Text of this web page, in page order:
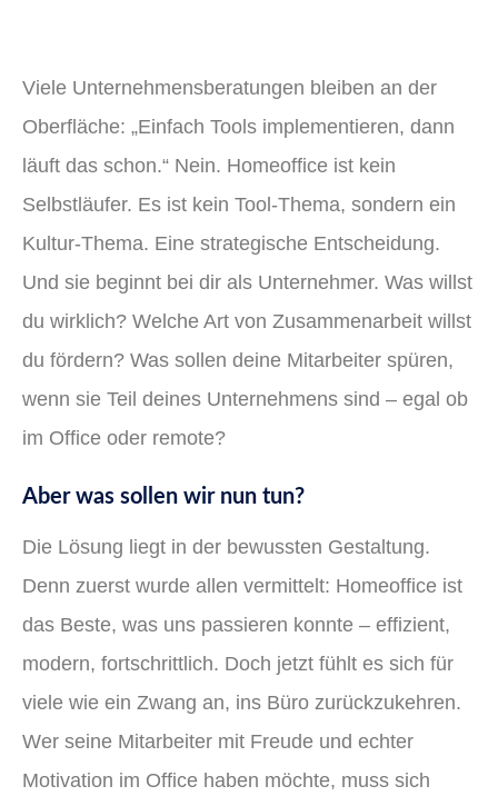
Viele Unternehmensberatungen bleiben an der
Oberfläche: „Einfach Tools implementieren, dann
läuft das schon.“ Nein. Homeoffice ist kein
Selbstläufer. Es ist kein Tool-Thema, sondern ein
Kultur-Thema. Eine strategische Entscheidung.
Und sie beginnt bei dir als Unternehmer. Was willst
du wirklich? Welche Art von Zusammenarbeit willst
du fördern? Was sollen deine Mitarbeiter spüren,
wenn sie Teil deines Unternehmens sind – egal ob
im Office oder remote?
Aber was sollen wir nun tun?
Die Lösung liegt in der bewussten Gestaltung.
Denn zuerst wurde allen vermittelt: Homeoffice ist
das Beste, was uns passieren konnte – effizient,
modern, fortschrittlich. Doch jetzt fühlt es sich für
viele wie ein Zwang an, ins Büro zurückzukehren.
Wer seine Mitarbeiter mit Freude und echter
Motivation im Office haben möchte, muss sich